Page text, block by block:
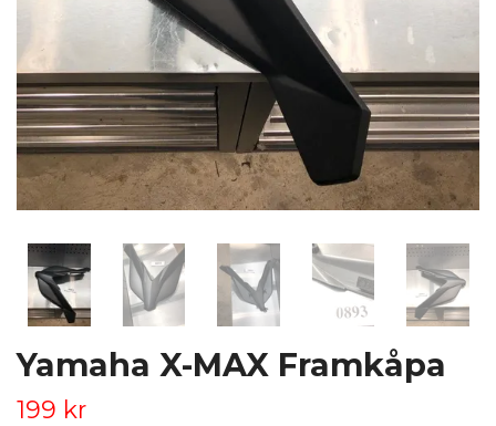
Yamaha X-MAX Framkåpa
199 kr